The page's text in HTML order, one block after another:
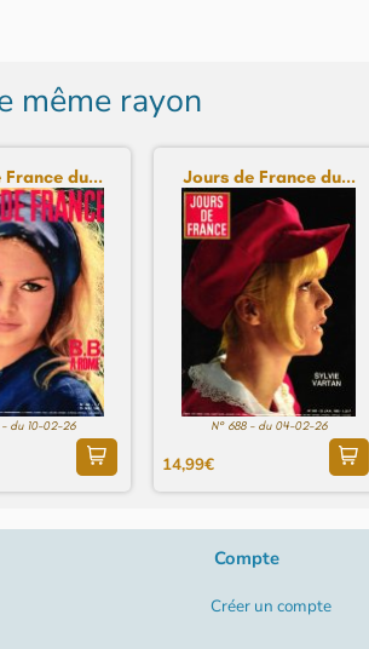
même rayon
France du...
du 10-02-26
Jours de France du...
N° 688 - du 04-02-26
14,99€
Compte
Créer un compte